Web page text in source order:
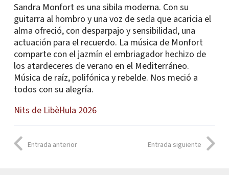
Sandra Monfort es una sibila moderna. Con su
guitarra al hombro y una voz de seda que acaricia el
alma ofreció, con desparpajo y sensibilidad, una
actuación para el recuerdo. La música de Monfort
comparte con el jazmín el embriagador hechizo de
los atardeceres de verano en el Mediterráneo.
Música de raíz, polifónica y rebelde. Nos meció a
todos con su alegría.
Nits de Libèl·lula 2026
Entrada anterior Entrada siguiente